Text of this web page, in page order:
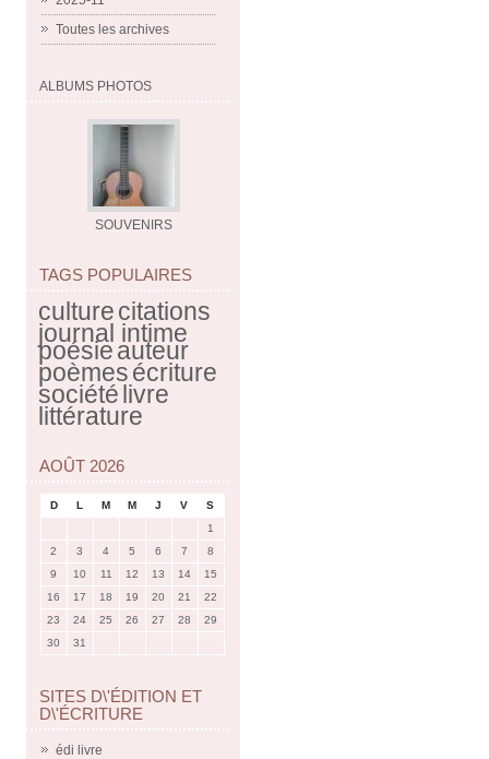
Toutes les archives
ALBUMS PHOTOS
SOUVENIRS
TAGS POPULAIRES
culturecitations
journal intime
poésieauteur
poèmesécriture
sociétélivre
littérature
AOÛT 2026
D L M M J V
S
1
2
3 4 5 6 7
8
9
10 11 12 13 14
15
16
17 18 19 20 21
22
23
24 25 26 27 28
29
30
31
SITES D\'ÉDITION ET
D\'ÉCRITURE
édi livre